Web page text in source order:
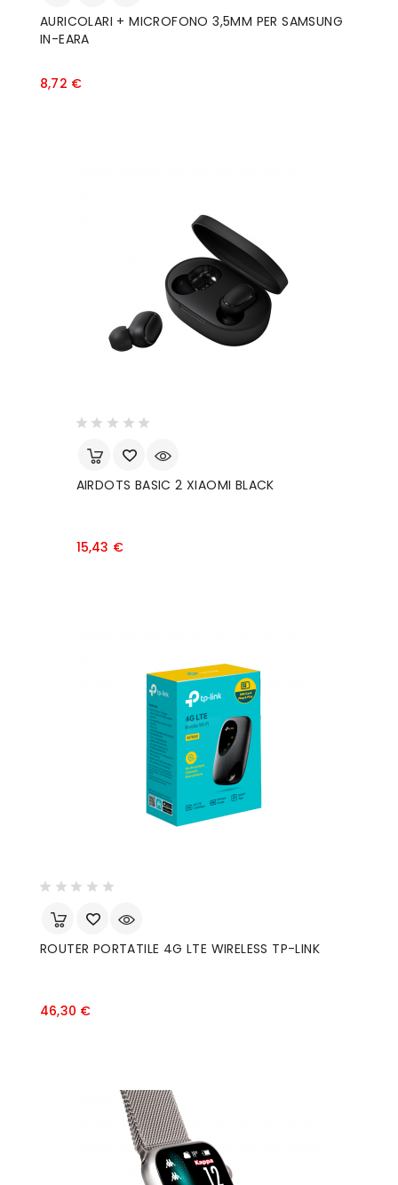
AURICOLARI + MICROFONO 3,5MM PER SAMSUNG
IN-EARA
8,72 €Prezzo
AIRDOTS BASIC 2 XIAOMI BLACK
15,43 €Prezzo
ROUTER PORTATILE 4G LTE WIRELESS TP-LINK
46,30 €Prezzo